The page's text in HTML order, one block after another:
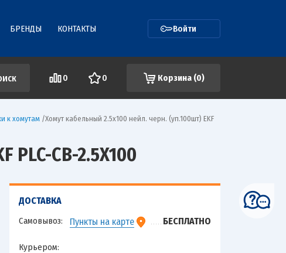
БРЕНДЫ КОНТАКТЫ Войти
0 0 Корзина (0)
к хомутам /Хомут кабельный 2.5х100 нейл. черн. (уп.100шт) EKF
CB-2.5X100
ДОСТАВКА
Самовывоз: Пункты на карте БЕСПЛАТНО
Курьером: